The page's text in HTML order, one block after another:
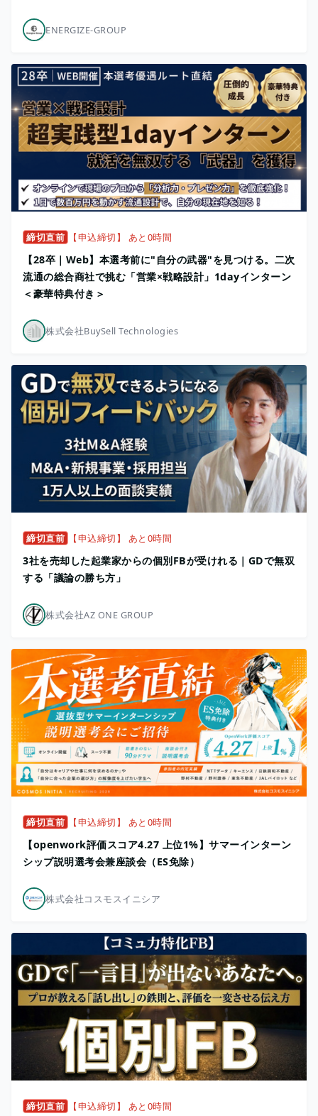
ENERGIZE-GROUP
締切直前 【申込締切】 あと0時間
【28卒｜Web】本選考前に"自分の武器"を見つける。二次
流通の総合商社で挑む「営業×戦略設計」1dayインターン
＜豪華特典付き＞
株式会社BuySell Technologies
締切直前 【申込締切】 あと0時間
3社を売却した起業家からの個別FBが受けれる｜GDで無双
する「議論の勝ち方」
株式会社AZ ONE GROUP
締切直前 【申込締切】 あと0時間
【openwork評価スコア4.27 上位1%】サマーインターン
シップ説明選考会兼座談会（ES免除）
株式会社コスモスイニシア
締切直前 【申込締切】 あと0時間